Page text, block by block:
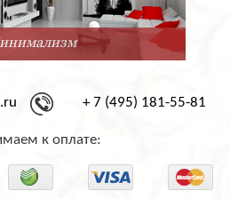
+ 7 (495) 181-55-81
к оплате: